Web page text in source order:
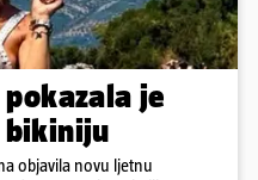
pokazala je
bikiniju
objavila novu ljetnu